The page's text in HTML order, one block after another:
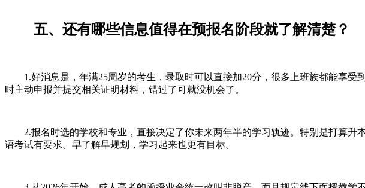
五、还有哪些信息值得在预报名阶段就了解清楚？
1.好消息是，年满25周岁的考生，录取时可以直接加20分，很多上班族都能享受
时主动申报并提交相关证明材料，错过了可就没机会了。
2.报名时选的学校和专业，直接决定了你未来两年半的学习轨迹。特别是打算升
语考试有要求。早了解早规划，学习起来也更有目标。